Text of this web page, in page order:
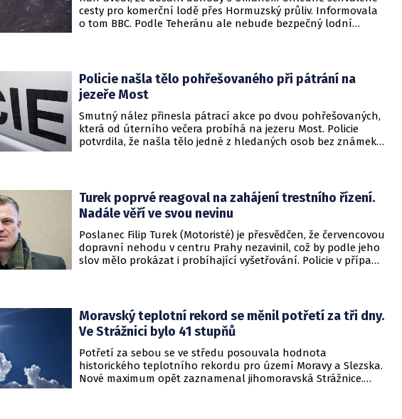
cesty pro komerční lodě přes Hormuzský průliv. Informovala
o tom BBC. Podle Teheránu ale nebude bezpečný lodní
Policie našla tělo pohřešovaného při pátrání na
jezeře Most
Smutný nález přinesla pátrací akce po dvou pohřešovaných,
která od úterního večera probíhá na jezeru Most. Policie
potvrdila, že našla tělo jedné z hledaných osob bez známek
Turek poprvé reagoval na zahájení trestního řízení.
Nadále věří ve svou nevinu
Poslanec Filip Turek (Motoristé) je přesvědčen, že červencovou
dopravní nehodu v centru Prahy nezavinil, což by podle jeho
slov mělo prokázat i probíhající vyšetřování. Policie v případu
Moravský teplotní rekord se měnil potřetí za tři dny.
Ve Strážnici bylo 41 stupňů
Potřetí za sebou se ve středu posouvala hodnota
historického teplotního rekordu pro území Moravy a Slezska.
Nové maximum opět zaznamenal jihomoravská Strážnice.